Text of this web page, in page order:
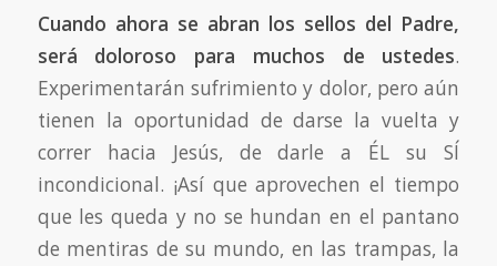
Cuando ahora se abran los sellos del Padre,
será doloroso para muchos de ustedes.
Experimentarán sufrimiento y dolor, pero aún
tienen la oportunidad de darse la vuelta y
correr hacia Jesús, de darle a ÉL su SÍ
incondicional. ¡Así que aprovechen el tiempo
que les queda y no se hundan en el pantano
de mentiras de su mundo, en las trampas, la